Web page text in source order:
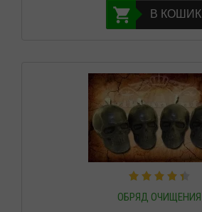
В КОШИК
ОБРЯД ОЧИЩЕНИЯ